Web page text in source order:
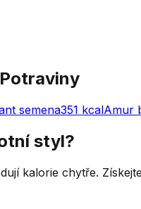
Potraviny
semena351 kcalAmur
styl?
kalorie chytře.